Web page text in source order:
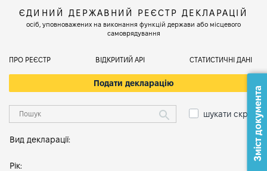
ЄДИНИЙ ДЕРЖАВНИЙ РЕЄСТР ДЕКЛАРАЦІЙ
осіб, уповноважених на виконання функцій держави або місцевого
самоврядування
ПРО РЕЄСТР ВІДКРИТИЙ АРІ СТАТИСТИЧНІ ДАНІ
Подати декларацію
шукати скрізь
Вид декларації:
Рік:
Зміст документа